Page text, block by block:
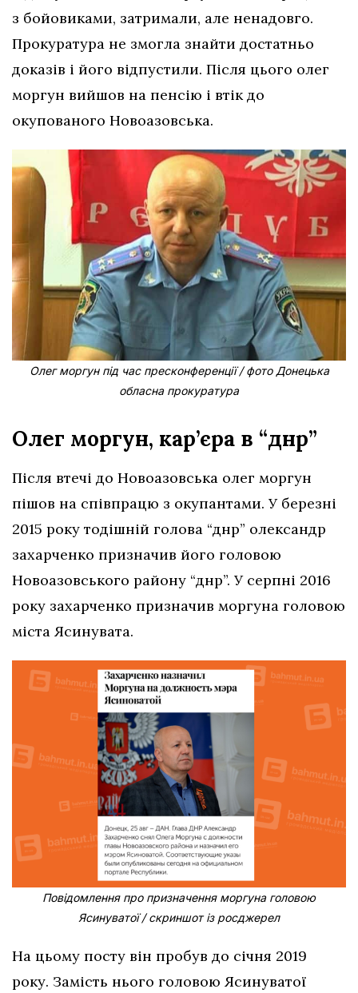
з бойовиками, затримали, але ненадовго.
Прокуратура не змогла знайти достатньо
доказів і його відпустили. Після цього олег
моргун вийшов на пенсію і втік до
окупованого Новоазовська.
Олег моргун під час пресконференції / фото Донецька
обласна прокуратура
Олег моргун, кар’єра в “днр”
Після втечі до Новоазовська олег моргун
пішов на співпрацю з окупантами. У березні
2015 року тодішній голова “днр” олександр
захарченко призначив його головою
Новоазовського району “днр”. У серпні 2016
року захарченко призначив моргуна головою
міста Ясинувата.
Повідомлення про призначення моргуна головою
Ясинуватої / скриншот із росджерел
На цьому посту він пробув до січня 2019
року. Замість нього головою Ясинуватої